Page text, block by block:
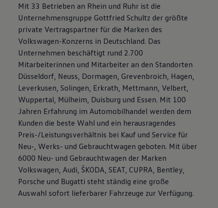
Individualisieren
Wallbox und Ladekabel
Digitale Extras
Dienste für Ihr Modell finden
Volkswagen Apps, Login und Shop
Handy und Fahrzeug verbinden
Updates für Software, Karten und Radio
Über Ihr Auto
Vorgängermodelle
Kundeninformationen
Volkswagen Kundenbetreuung
Warn- und Kontrollleuchten
Assistenzsysteme
Digitale Betriebsanleitung
Live Beratung
Magazin
Lifestyle
Transport
Familie
Elektromobilität
Volkswagen R
Pannen- und Unfallhilfe
Mit 33 Betrieben an Rhein und Ruhr ist die
Unternehmensgruppe Gottfried Schultz der größte
private Vertragspartner für die Marken des
Volkswagen-Konzerns in Deutschland. Das
Unternehmen beschäftigt rund 2.700
Mitarbeiterinnen und Mitarbeiter an den Standorten
Düsseldorf, Neuss, Dormagen, Grevenbroich, Hagen,
Leverkusen, Solingen, Erkrath, Mettmann, Velbert,
Wuppertal, Mülheim, Duisburg und Essen. Mit 100
Jahren Erfahrung im Automobilhandel werden dem
Kunden die beste Wahl und ein herausragendes
Preis-/Leistungsverhältnis bei Kauf und Service für
Neu-, Werks- und Gebrauchtwagen geboten. Mit über
6000 Neu- und Gebrauchtwagen der Marken
Volkswagen, Audi, ŠKODA, SEAT, CUPRA, Bentley,
Porsche und Bugatti steht ständig eine große
Auswahl sofort lieferbarer Fahrzeuge zur Verfügung.